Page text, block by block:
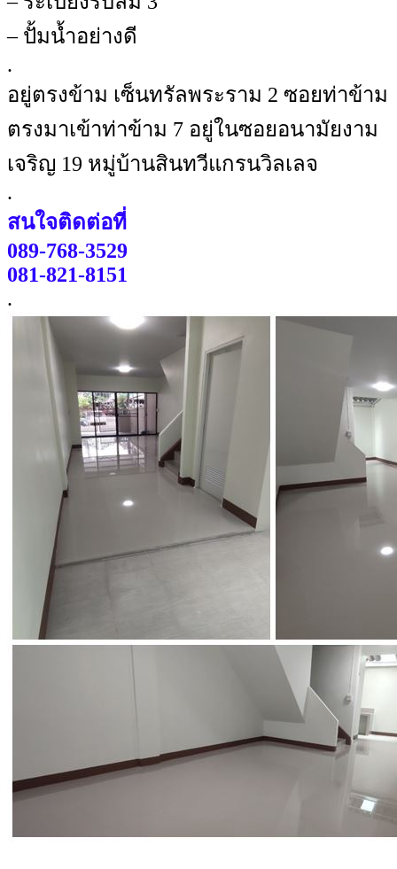
– ปั้มน้ำอย่างดี
.
อยู่ตรงข้าม เซ็นทรัลพระราม 2 ซอยท่าข้าม
ตรงมาเข้าท่าข้าม 7 อยู่ในซอยอนามัยงาม
เจริญ 19 หมู่บ้านสินทวีแกรนวิลเลจ
.
สนใจติดต่อที่
089-768-3529
081-821-8151
.